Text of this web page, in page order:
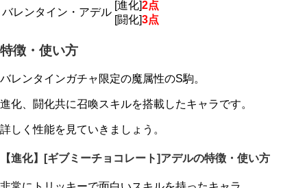
バレンタイン・アデル
[進化]2点
[闘化]3点
特徴・使い方
バレンタインガチャ限定の魔属性のS駒。
進化、闘化共に召喚スキルを搭載したキャラです。
詳しく性能を見ていきましょう。
【進化】[ギブミーチョコレート]アデルの特徴・使い方